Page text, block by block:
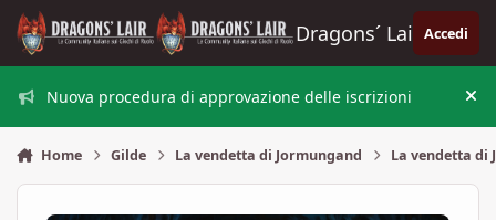
Vai al contenuto
Dragons´ Lair Accedi
Nuova procedura di approvazione delle iscrizioni
Home Gilde La vendetta di Jormungand La vendetta di